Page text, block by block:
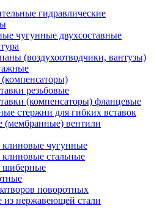
гидравлические
чугунные двухсоставные
(воздухоотводчики, вантузы)
резьбовые
(компенсаторы) фланцевые
стержни для гибких вставок
(мембранные) вентили
чугунные
стальные
шиберные
поворотных
нержавеющей стали